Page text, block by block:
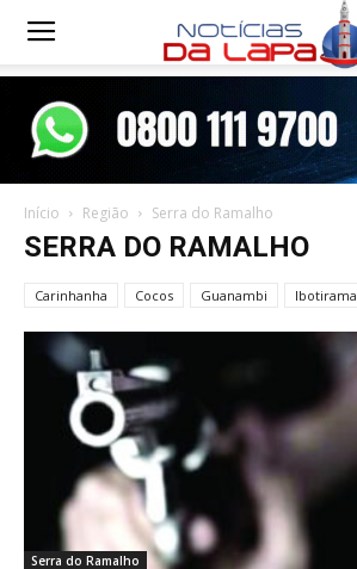
Notícias
Lapa
Início Região Serra do Ramalho
SERRA DO RAMALHO
Carinhanha Cocos Guanambi Ibotirama
Serra do Ramalho